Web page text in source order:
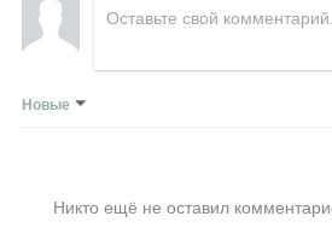
Новые
Никто ещё не оставил